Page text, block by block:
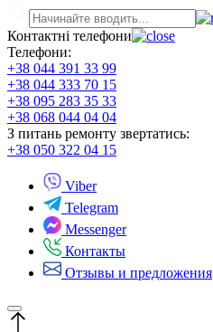
Контактні телефони
Телефони:
+38 044 391 33 99
+38 044 333 70 15
+38 095 283 35 33
+38 068 044 04 04
З питань ремонту звертатись:
+38 050 322 04 15
Viber
Telegram
Messenger
Контакты
Отзывы и предложения